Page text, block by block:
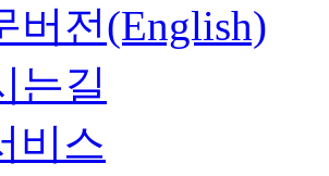
버전(English)
는길
비스